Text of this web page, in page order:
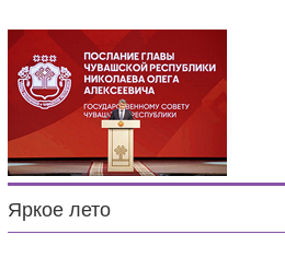
Яркое лето